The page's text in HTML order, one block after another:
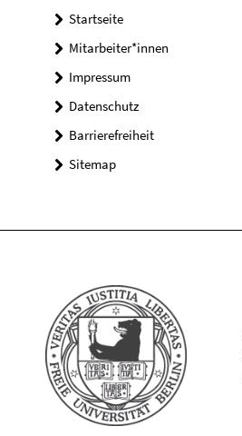
Startseite
Mitarbeiter*innen
Impressum
Datenschutz
Barrierefreiheit
Sitemap